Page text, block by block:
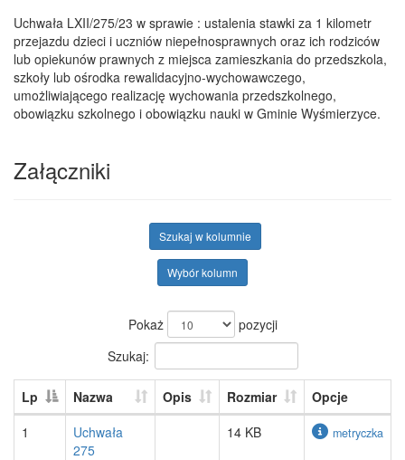
Uchwała LXII/275/23 w sprawie : ustalenia stawki za 1 kilometr
przejazdu dzieci i uczniów niepełnosprawnych oraz ich rodziców
lub opiekunów prawnych z miejsca zamieszkania do przedszkola,
szkoły lub ośrodka rewalidacyjno-wychowawczego,
umożliwiającego realizację wychowania przedszkolnego,
obowiązku szkolnego i obowiązku nauki w Gminie Wyśmierzyce.
Załączniki
Szukaj w kolumnie
Wybór kolumn
Pokaż
pozycji
Szukaj:
Lp Nazwa Opis Rozmiar
Opcje
1
Uchwała
275
14 KB metryczka